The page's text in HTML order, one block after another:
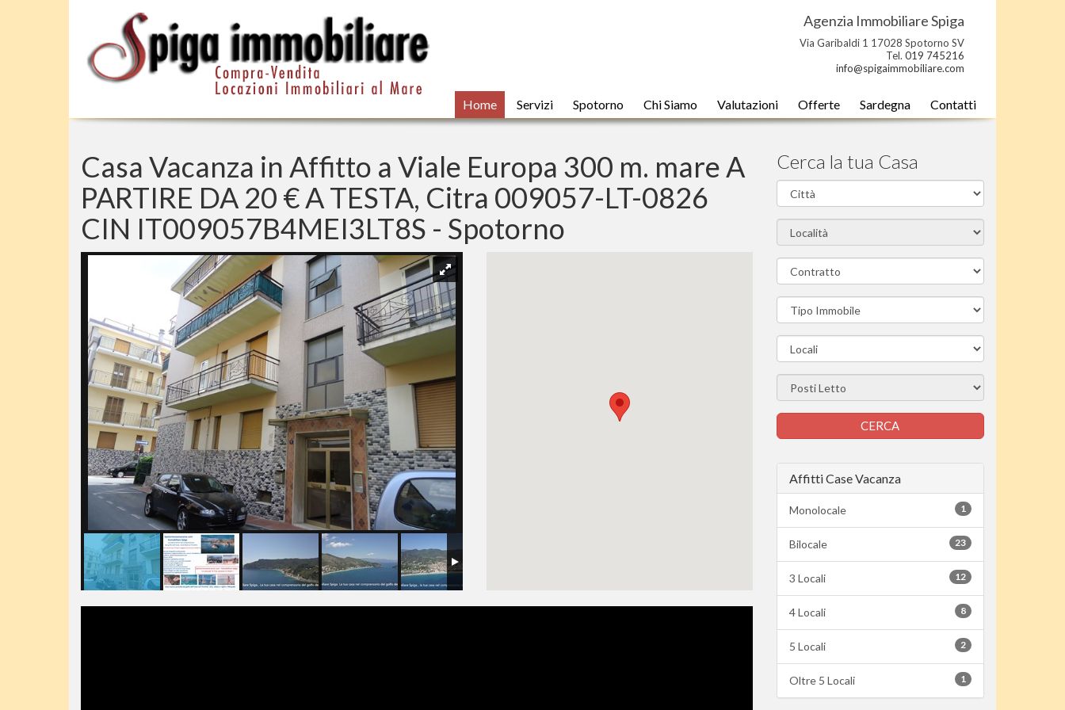
Agenzia Immobiliare Spiga
Via Garibaldi 1 17028 Spotorno SV
Tel. 019 745216
info@spigaimmobiliare.com
Home Servizi Spotorno Chi Siamo Valutazioni Offerte Sardegna Contatti
Casa Vacanza in Affitto a Viale Europa 300 m. mare A
PARTIRE DA 20 € A TESTA, Citra 009057-LT-0826
CIN IT009057B4MEI3LT8S - Spotorno
Spotorno-trilocalelocazionebreve
Cerca la tua Casa
Affitti Case Vacanza
1
Monolocale
23
Bilocale
12
3 Locali
8
4 Locali
2
5 Locali
1
Oltre 5 Locali